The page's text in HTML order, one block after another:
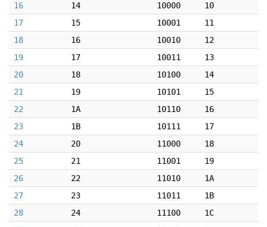
16
14 10000
10
17
15 10001
11
18
16 10010
12
19
17 10011
13
20
18 10100
14
21
19 10101
15
22
1A 10110
16
23
1B 10111
17
24
20 11000
18
25
21 11001
19
26
22 11010
1A
27
23 11011
1B
28
24 11100
1C